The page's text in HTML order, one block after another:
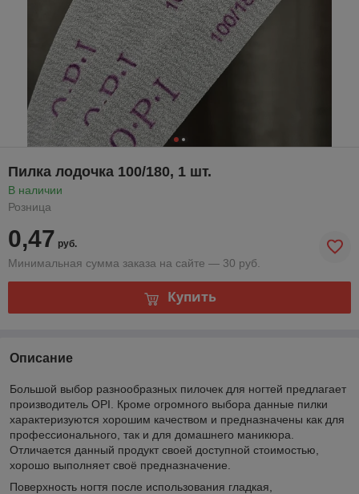
Пилка лодочка 100/180, 1 шт.
В наличии
Розница
0,47 руб.
Минимальная сумма заказа на сайте — 30 руб.
Купить
Описание
Большой выбор разнообразных пилочек для ногтей предлагает
производитель OPI. Кроме огромного выбора данные пилки
характеризуются хорошим качеством и предназначены как для
профессионального, так и для домашнего маникюра.
Отличается данный продукт своей доступной стоимостью,
хорошо выполняет своё предназначение.
Поверхность ногтя после использования гладкая,